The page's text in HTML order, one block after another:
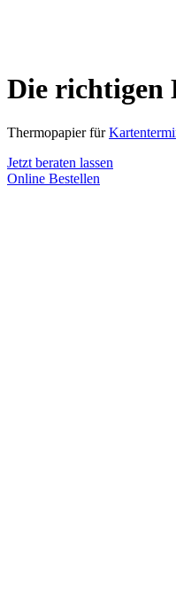
Die richtigen
Thermopapier für
Jetzt beraten lassen
Online Bestellen